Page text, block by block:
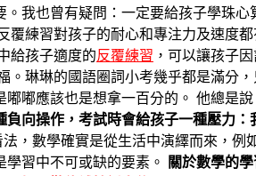
我也曾有疑問：一定要給孩子學珠心
練習對孩子的耐心和專注力及速度
給孩子適度的反覆練習 ，可以讓孩子
琳琳的國語圈詞小考幾乎都是滿分，
嘟應該也是想拿一百分的。 他總是
向操作，考試時會給孩子一種壓力：
，數學確實是從生活中演繹而來，例
習中不可或缺的要素。
關於數學的